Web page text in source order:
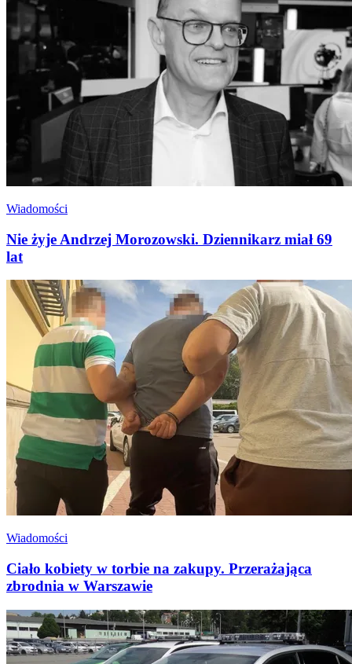
Wiadomości
Nie żyje Andrzej Morozowski. Dziennikarz miał 69
lat
Wiadomości
Ciało kobiety w torbie na zakupy. Przerażająca
zbrodnia w Warszawie